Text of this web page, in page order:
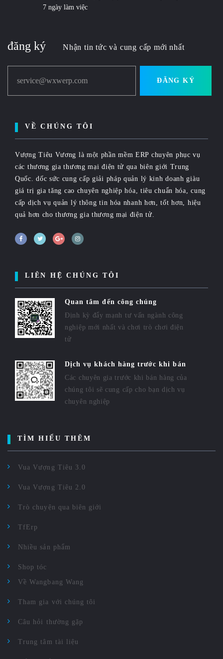
7 ngày làm việc
đăng ký Nhận tin tức và cung cấp mới nhất
service@wxwerp.com ĐĂNG KÝ
VỀ CHÚNG TÔI
Vượng Tiêu Vương là một phần mềm ERP chuyên phục vụ
các thương gia thương mại điện tử qua biên giới Trung
Quốc. dốc sức cung cấp giải pháp quản lý kinh doanh giàu
giá trị gia tăng cao chuyên nghiệp hóa, tiêu chuẩn hóa, cung
cấp dịch vụ quản lý thông tin hóa nhanh hơn, tốt hơn, hiệu
quả hơn cho thương gia thương mại điện tử.
LIÊN HỆ CHÚNG TÔI
Quan tâm đến công chúng
Định kỳ đẩy mạnh tư vấn ngành công
nghiệp mới nhất và chơi trò chơi điện
tử
Dịch vụ khách hàng trước khi bán
Các chuyên gia trước khi bán hàng của
chúng tôi sẽ cung cấp cho bạn dịch vụ
chuyên nghiệp
TÌM HIỂU THÊM
Vua Vượng Tiêu 3.0
Vua Vượng Tiêu 2.0
Trò chuyện qua biên giới
TfErp
Nhiều sản phẩm
Shop tóc
Về Wangbang Wang
Tham gia với chúng tôi
Câu hỏi thường gặp
Trung tâm tài liệu